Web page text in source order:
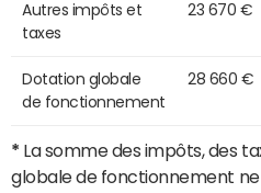
Autres impôts et
taxes
23 670 €
Dotation globale
de fonctionnement
28 660 €
* La somme des impôts, des
globale de fonctionnement